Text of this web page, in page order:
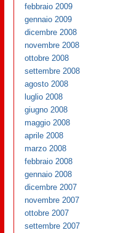
febbraio 2009
gennaio 2009
dicembre 2008
novembre 2008
ottobre 2008
settembre 2008
agosto 2008
luglio 2008
giugno 2008
maggio 2008
aprile 2008
marzo 2008
febbraio 2008
gennaio 2008
dicembre 2007
novembre 2007
ottobre 2007
settembre 2007